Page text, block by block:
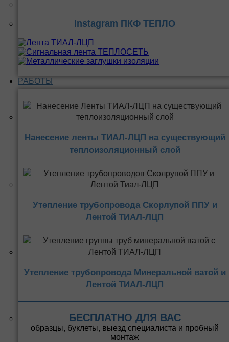
Instagram ПКФ ТЕПЛО
РАБОТЫ
Нанесение ленты ТИАЛ-ЛЦП на существующий
теплоизоляционный слой
Утепление трубопровода Скорлупой ППУ и
Лентой ТИАЛ-ЛЦП
Утепление трубопровода Минеральной ватой и
Лентой ТИАЛ-ЛЦП
БЕСПЛАТНО ДЛЯ ВАС
образцы, буклеты, выезд специалиста и пробный
монтаж